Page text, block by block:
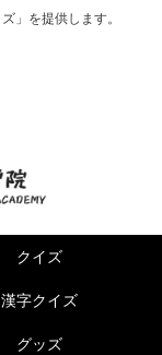
」を提供します。
クイズ
漢字クイズ
グッズ